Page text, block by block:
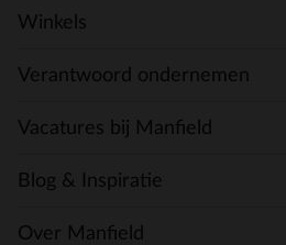
Winkels
Verantwoord ondernemen
Vacatures bij Manfield
Blog & Inspiratie
Over Manfield